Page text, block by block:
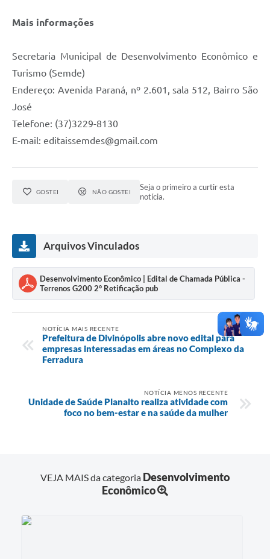
Mais informações
Secretaria Municipal de Desenvolvimento Econômico e
Turismo (Semde)
Endereço: Avenida Paraná, nº 2.601, sala 512, Bairro São
José
Telefone: (37)3229-8130
E-mail: editaissemdes@gmail.com
GOSTEI NÃO GOSTEI
Seja o primeiro a curtir esta
notícia.
Arquivos Vinculados
Desenvolvimento Econômico | Edital de Chamada Pública -
Terrenos G200 2° Retificação pub
NOTÍCIA MAIS RECENTE
Prefeitura de Divinópolis abre novo edital para
empresas interessadas em áreas no Complexo da
Ferradura
NOTÍCIA MENOS RECENTE
Unidade de Saúde Planalto realiza atividade com
foco no bem-estar e na saúde da mulher
VEJA MAIS da categoria Desenvolvimento
Econômico